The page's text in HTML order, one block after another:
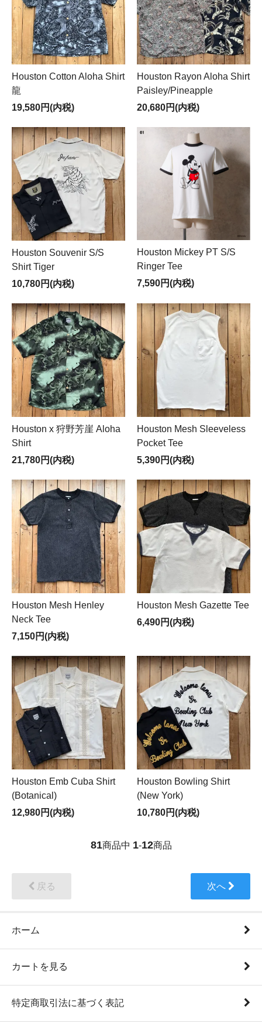
Houston Cotton Aloha Shirt
龍
19,580円(内税)
Houston Rayon Aloha Shirt
Paisley/Pineapple
20,680円(内税)
Houston Souvenir S/S
Shirt Tiger
10,780円(内税)
Houston Mickey PT S/S
Ringer Tee
7,590円(内税)
Houston x 狩野芳崖 Aloha
Shirt
21,780円(内税)
Houston Mesh Sleeveless
Pocket Tee
5,390円(内税)
Houston Mesh Henley
Neck Tee
7,150円(内税)
Houston Mesh Gazette Tee
6,490円(内税)
Houston Emb Cuba Shirt
(Botanical)
12,980円(内税)
Houston Bowling Shirt
(New York)
10,780円(内税)
81商品中 1-12商品
戻る 次へ
ホーム
カートを見る
特定商取引法に基づく表記